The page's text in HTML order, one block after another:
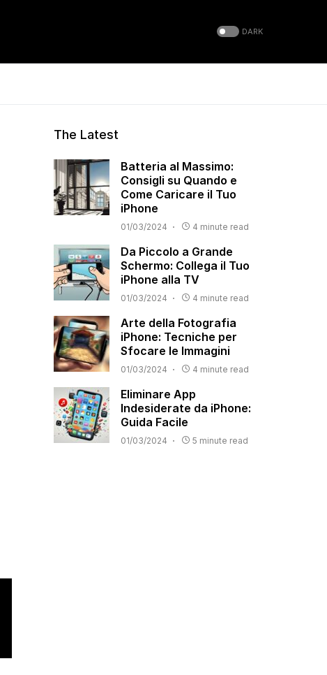
DARK
The Latest
Batteria al Massimo:
Consigli su Quando e
Come Caricare il Tuo
iPhone
01/03/2024 4 minute read
Da Piccolo a Grande
Schermo: Collega il Tuo
iPhone alla TV
01/03/2024 4 minute read
Arte della Fotografia
iPhone: Tecniche per
Sfocare le Immagini
01/03/2024 4 minute read
Eliminare App
Indesiderate da iPhone:
Guida Facile
01/03/2024 5 minute read